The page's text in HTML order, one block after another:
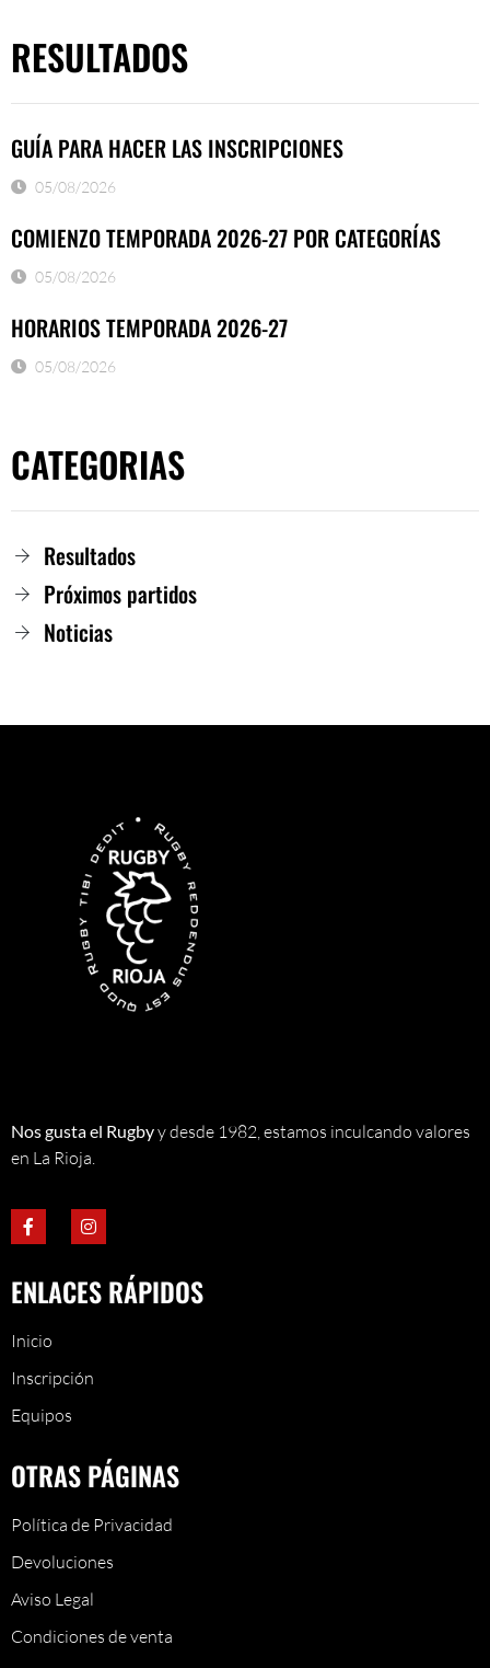
RESULTADOS
GUÍA PARA HACER LAS INSCRIPCIONES
05/08/2026
COMIENZO TEMPORADA 2026-27 POR CATEGORÍAS
05/08/2026
HORARIOS TEMPORADA 2026-27
05/08/2026
CATEGORIAS
Resultados
Próximos partidos
Noticias
Nos gusta el Rugbyy desde 1982, estamos inculcando valores
en La Rioja.
ENLACES RÁPIDOS
Inicio
Inscripción
Equipos
OTRAS PÁGINAS
Política de Privacidad
Devoluciones
Aviso Legal
Condiciones de venta